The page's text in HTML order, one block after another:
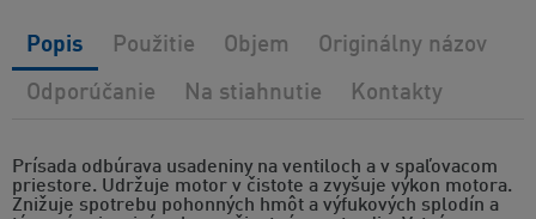
Prísada odbúrava usadeniny na ventiloch a v spaľovacom
priestore. Udržuje motor v čistote a zvyšuje výkon motora.
Znižuje spotrebu pohonných hmôt a výfukových splodín a
Popis Použitie Objem Originálny názov
Odporúčanie Na stiahnutie Kontakty